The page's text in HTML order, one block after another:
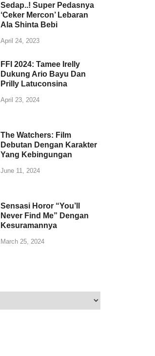
Sedap..! Super Pedasnya
‘Ceker Mercon’ Lebaran
Ala Shinta Bebi
April 24, 2023
FFI 2024: Tamee Irelly
Dukung Ario Bayu Dan
Prilly Latuconsina
April 23, 2024
The Watchers: Film
Debutan Dengan Karakter
Yang Kebingungan
June 11, 2024
Sensasi Horor “You’ll
Never Find Me” Dengan
Kesuramannya
March 25, 2024